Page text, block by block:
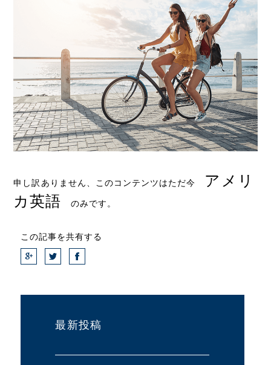
申し訳ありません、このコンテンツはただ今 アメリ
カ英語 のみです。
この記事を共有する
最新投稿